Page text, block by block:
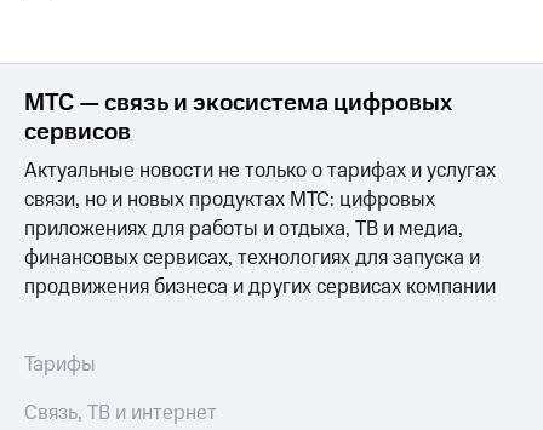
МТС — связь и экосистема цифровых
сервисов
Актуальные новости не только о тарифах и услугах
связи, но и новых продуктах МТС: цифровых
приложениях для работы и отдыха, ТВ и медиа,
финансовых сервисах, технологиях для запуска и
продвижения бизнеса и других сервисах компании
Тарифы
Связь, ТВ и интернет